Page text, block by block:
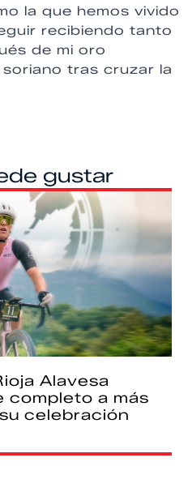
la que hemos vivido
recibiendo tanto
de mi oro
tras cruzar la
gustar
Alavesa
completo a más
celebración